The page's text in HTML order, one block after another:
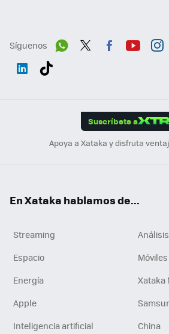
Síguenos
Suscríbete a
Apoya a Xataka y disfruta
En Xataka hablamos de...
Streaming
Análisis
Espacio
Móviles
Energía
Xataka
Apple
Inteligencia artificial
China